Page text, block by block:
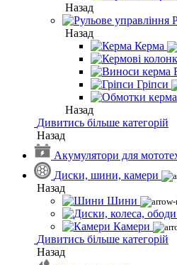
Назад
Назад
Керма
Гріпси
Назад
Дивитись більше категорій
Назад
Акумулятори для
Диски, шини, камери
Назад
Шини
Камери
Дивитись більше категорій
Назад